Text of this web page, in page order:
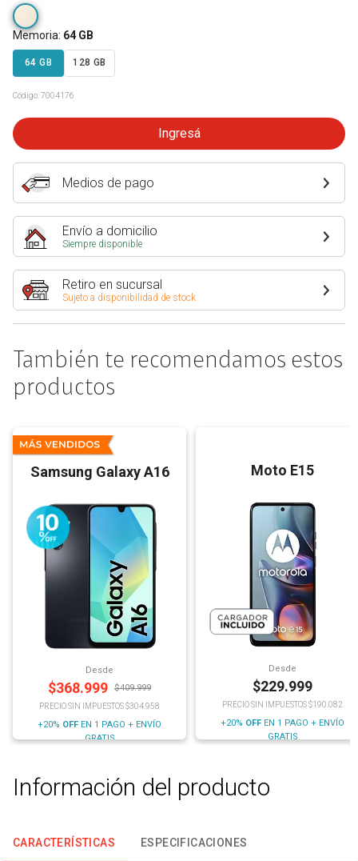
Memoria: 64 GB
64 GB 128 GB
Código:7004176
Ingresá
Medios de pago
Envío a domicilio
Siempre disponible
Retiro en sucursal
Sujeto a disponibilidad de stock
También te recomendamos estos
productos
Samsung Galaxy A16
Desde
$368.999 $409.999
PRECIO SIN IMPUESTOS $304.958
+20% OFF EN 1 PAGO + ENVÍO
GRATIS
Moto E15
Desde
$229.999
PRECIO SIN IMPUESTOS $190.082
+20% OFF EN 1 PAGO + ENVÍO
GRATIS
Información del producto
CARACTERÍSTICAS ESPECIFICACIONES